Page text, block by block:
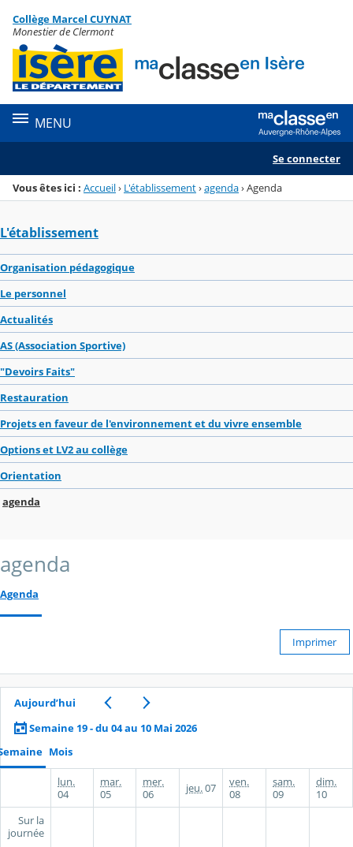
Menu de la rubrique
Contenu
Collège Marcel CUYNAT
Monestier de Clermont
MENU
Se connecter
Vous êtes ici : Accueil› L'établissement›agenda›Agenda
L'établissement
Organisation pédagogique
Le personnel
Actualités
AS (Association Sportive)
"Devoirs Faits"
Restauration
Projets en faveur de l'environnement et du vivre ensemble
Options et LV2 au collège
Orientation
agenda
agenda
Agenda
Imprimer
Aujourd’hui
Semaine 19 - du 04 au 10 Mai 2026
Mois
lun.
04
mar.
05
mer.
06
jeu.07
ven.
08
sam.
09
dim.
10
Sur la
journée